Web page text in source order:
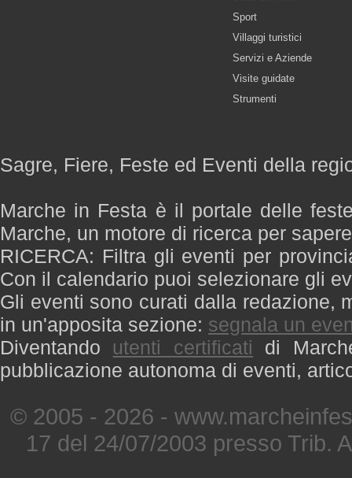
Sport
Villaggi turistici
Servizi e Aziende
Visite guidate
Strumenti
Sagre, Fiere, Feste ed Eventi della
Marche in Festa è il portale delle
Marche, un motore di ricerca per
RICERCA: Filtra gli eventi per
Con il calendario puoi selezionare gli
Gli eventi sono curati dalla redazione,
in un'apposita sezione: segnala un
Diventando utenti certificati di
pubblicazione autonoma di eventi,
© 2005 - 2026 -
17 del 24/07/2003 presso Trib.